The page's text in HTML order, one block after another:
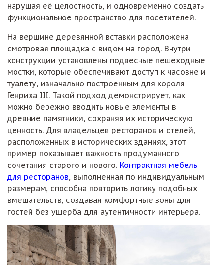
нарушая её целостность, и одновременно создать
функциональное пространство для посетителей.
На вершине деревянной вставки расположена
смотровая площадка с видом на город. Внутри
конструкции установлены подвесные пешеходные
мостки, которые обеспечивают доступ к часовне и
туалету, изначально построенным для короля
Генриха III. Такой подход демонстрирует, как
можно бережно вводить новые элементы в
древние памятники, сохраняя их историческую
ценность. Для владельцев ресторанов и отелей,
расположенных в исторических зданиях, этот
пример показывает важность продуманного
сочетания старого и нового. Контрактная мебель
для ресторанов, выполненная по индивидуальным
размерам, способна повторить логику подобных
вмешательств, создавая комфортные зоны для
гостей без ущерба для аутентичности интерьера.